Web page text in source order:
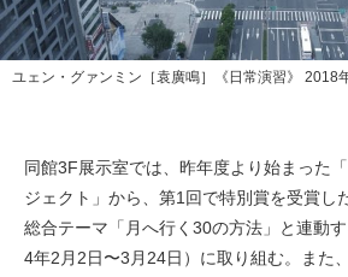
ユェン・グァンミン［袁廣鳴］《日常演習》 2018
同館3F展示室では、昨年度より始まった
ジェクト」から、第1回で特別賞を受賞し
総合テーマ「月へ行く30の方法」と連動
4年2月2日〜3月24日）に取り組む。また